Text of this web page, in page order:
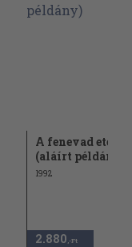
A fenevad
(aláírt példány)
1992
2.880 ,-Ft